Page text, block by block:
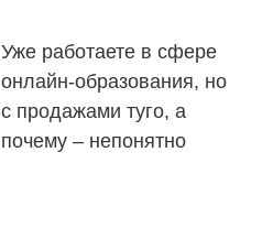
Уже работаете в сфере
онлайн-образования, но
с продажами туго, а
почему – непонятно